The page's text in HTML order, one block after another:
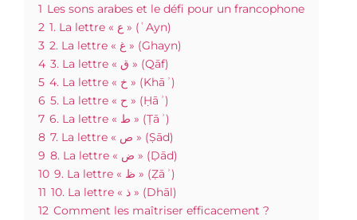
1 Les sons arabes et le défi pour un francophone
2
1. La lettre « ع » (ʿAyn)
3
2. La lettre « غ » (Ghayn)
4
3. La lettre « ق » (Qāf)
5
4. La lettre « خ » (Khāʾ)
6
5. La lettre « ح » (Ḥāʾ)
7
6. La lettre « ط » (Ṭāʾ)
8
7. La lettre « ص » (Ṣād)
9
8. La lettre « ض » (Ḍād)
10
9. La lettre « ظ » (Ẓāʾ)
11
10. La lettre « ذ » (Dhāl)
12 Comment les maîtriser efficacement ?